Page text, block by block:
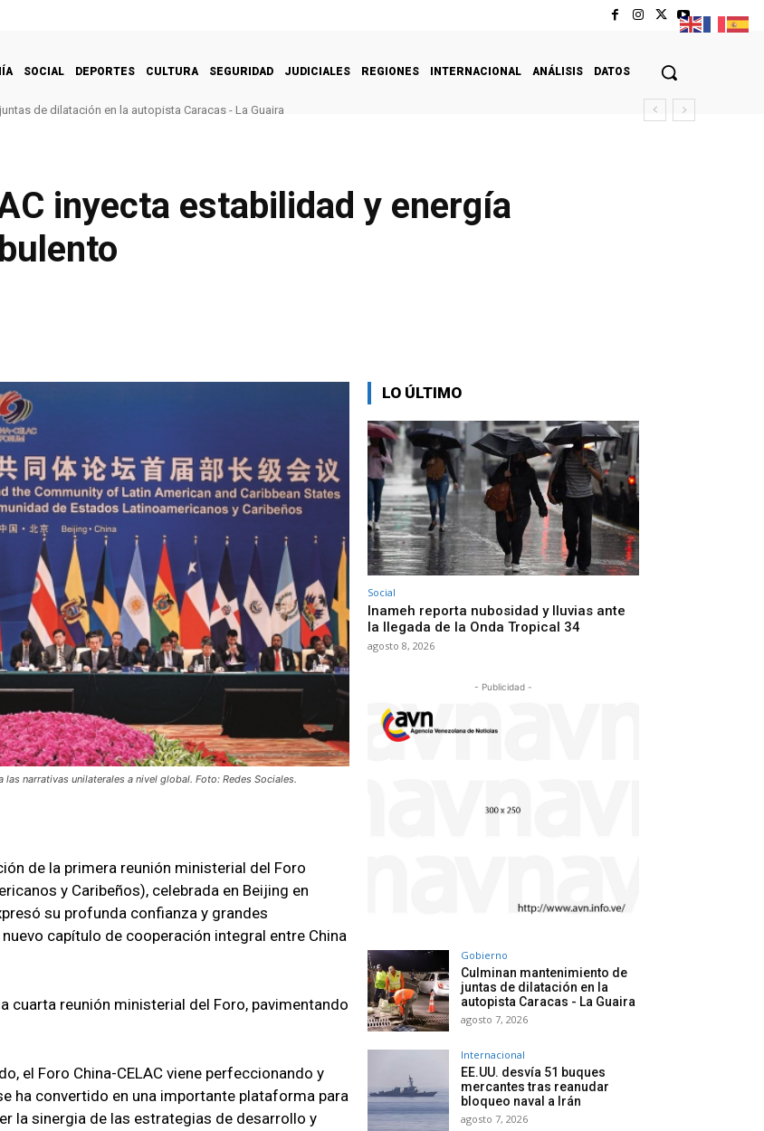
SOCIAL DEPORTES CULTURA SEGURIDAD JUDICIALES REGIONES INTERNACIONAL ANÁLISIS DATOS
de dilatación en la autopista Caracas - La Guaira
inyecta estabilidad y energía
narrativas unilaterales a nivel global. Foto: Redes Sociales.
de la primera reunión ministerial del Foro
y Caribeños), celebrada en Beijing en
su profunda confianza y grandes
capítulo de cooperación integral entre China
cuarta reunión ministerial del Foro, pavimentando
el Foro China-CELAC viene perfeccionando y
ha convertido en una importante plataforma para
la sinergia de las estrategias de desarrollo y
LO ÚLTIMO
Social
Inameh reporta nubosidad y lluvias ante
la llegada de la Onda Tropical 34
agosto 8, 2026
- Publicidad -
Gobierno
Culminan mantenimiento de
juntas de dilatación en la
autopista Caracas - La Guaira
agosto 7, 2026
Internacional
EE.UU. desvía 51 buques
mercantes tras reanudar
bloqueo naval a Irán
agosto 7, 2026